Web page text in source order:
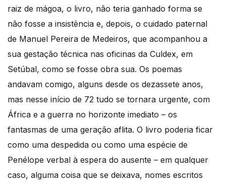
raiz de mágoa, o livro, não teria ganhado forma se
não fosse a insistência e, depois, o cuidado paternal
de Manuel Pereira de Medeiros, que acompanhou a
sua gestação técnica nas oficinas da Culdex, em
Setúbal, como se fosse obra sua. Os poemas
andavam comigo, alguns desde os dezassete anos,
mas nesse início de 72 tudo se tornara urgente, com
África e a guerra no horizonte imediato – os
fantasmas de uma geração aflita. O livro poderia ficar
como uma despedida ou como uma espécie de
Penélope verbal à espera do ausente – em qualquer
caso, alguma coisa que se deixava, nomes escritos